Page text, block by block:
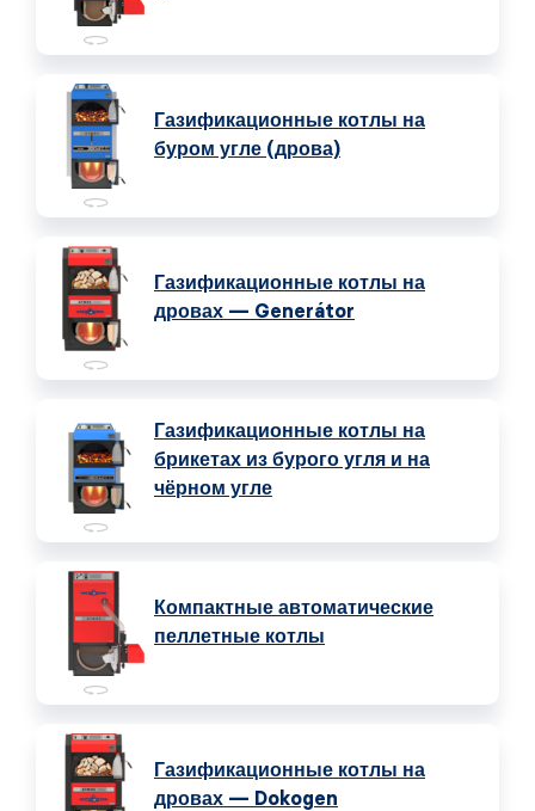
Газификационные котлы на
буром угле (дрова)
Газификационные котлы на
дровах — Generátor
Газификационные котлы на
брикетах из бурого угля и на
чёрном угле
Компактные автоматические
пеллетные котлы
Газификационные котлы на
дровах — Dokogen